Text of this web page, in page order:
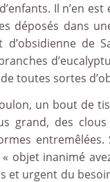
Il n’en
déposés dans
de
toutes sortes
un bout de
grand, des
objet inanimé
et urgent du